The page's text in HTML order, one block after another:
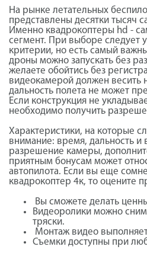
На рынке летательных
представлены десятки тысяч
Именно квадрокоптеры hd -
сегмент. При выборе следует
критерии, но есть самый
дроны можно запускать без
желаете обойтись без
видеокамерой должен весить
дальность полета не может
Если конструкция не
необходимо получить
Характеристики, на которые
внимание: время, дальность и
разрешение камеры,
приятным бонусам может
автопилота. Если вы еще
квадрокоптер 4к, то оцените
Вы сможете делать
Видеоролики можно
тряски.
Монтаж видео
Съемки доступны при